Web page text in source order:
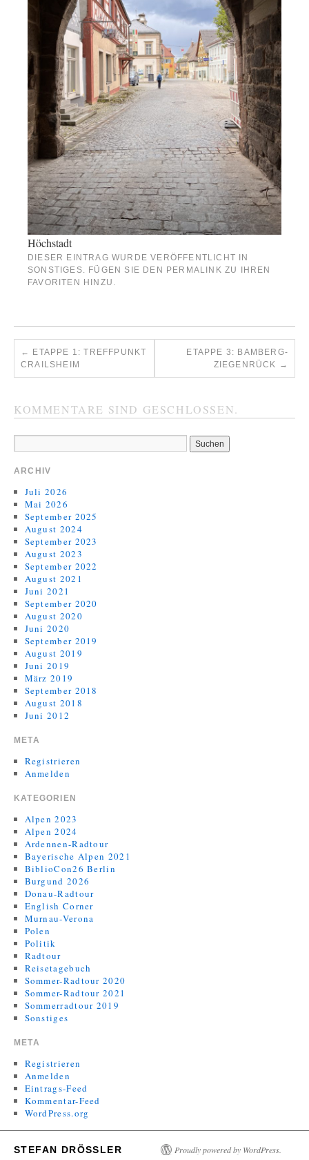
Höchstadt
DIESER EINTRAG WURDE VERÖFFENTLICHT IN
SONSTIGES. FÜGEN SIE DEN PERMALINK ZU IHREN
FAVORITEN HINZU.
← ETAPPE 1: TREFFPUNKT
CRAILSHEIM
ETAPPE 3: BAMBERG-
ZIEGENRÜCK →
KOMMENTARE SIND GESCHLOSSEN.
ARCHIV
Juli 2026
Mai 2026
September 2025
August 2024
September 2023
August 2023
September 2022
August 2021
Juni 2021
September 2020
August 2020
Juni 2020
September 2019
August 2019
Juni 2019
März 2019
September 2018
August 2018
Juni 2012
META
Registrieren
Anmelden
KATEGORIEN
Alpen 2023
Alpen 2024
Ardennen-Radtour
Bayerische Alpen 2021
BiblioCon26 Berlin
Burgund 2026
Donau-Radtour
English Corner
Murnau-Verona
Polen
Politik
Radtour
Reisetagebuch
Sommer-Radtour 2020
Sommer-Radtour 2021
Sommerradtour 2019
Sonstiges
META
Registrieren
Anmelden
Eintrags-Feed
Kommentar-Feed
WordPress.org
STEFAN DRÖSSLER Proudly powered by WordPress.